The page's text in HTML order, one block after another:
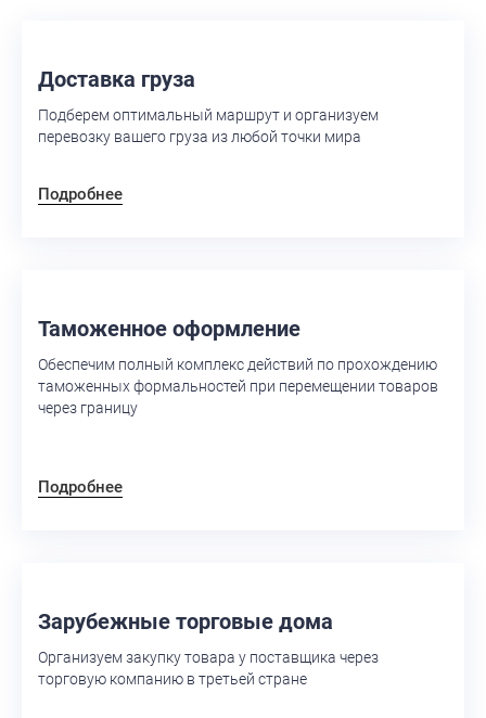
Доставка груза
Подберем оптимальный маршрут и организуем
перевозку вашего груза из любой точки мира
Подробнее
Таможенное оформление
Обеспечим полный комплекс действий по прохождению
таможенных формальностей при перемещении товаров
через границу
Подробнее
Зарубежные торговые дома
Организуем закупку товара у поставщика через
торговую компанию в третьей стране